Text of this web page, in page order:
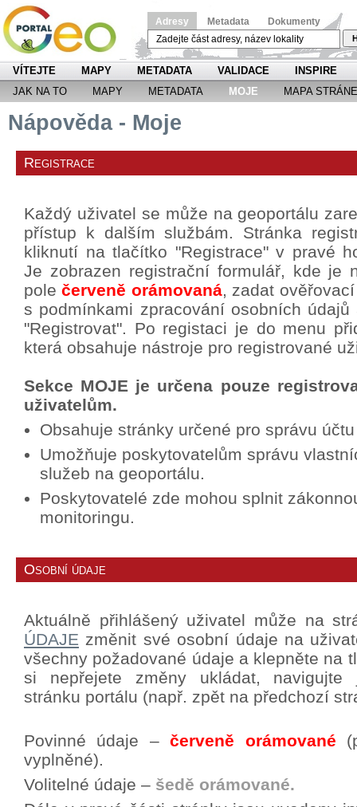
Adresy Metadata Dokumenty
VÍTEJTE MAPY METADATA VALIDACE
INSPIRE
JAK NA TO
MAPY METADATA MOJE MAPA
Nápověda - Moje
Registrace
Každý uživatel se může na geoportálu
přístup k dalším službám. Stránka
kliknutí na tlačítko "Registrace" v pravé
Je zobrazen registrační formulář, kde je
polečerveně orámovaná, zadat
s podmínkami zpracování osobních
"Registrovat". Po registaci je do menu
která obsahuje nástroje pro registrované
Sekce MOJE je určena pouze
uživatelům.
Obsahuje stránky určené pro správu
Umožňuje poskytovatelům správu
služeb na geoportálu.
Poskytovatelé zde mohou splnit
monitoringu.
Osobní údaje
Aktuálně přihlášený uživatel může na
ÚDAJE změnit své osobní údaje na
všechny požadované údaje a klepněte na
si nepřejete změny ukládat, navigujte
stránku portálu (např. zpět na předchozí
Povinné údaje –červeně orámované
vyplněné).
Volitelné údaje – šedě orámované.